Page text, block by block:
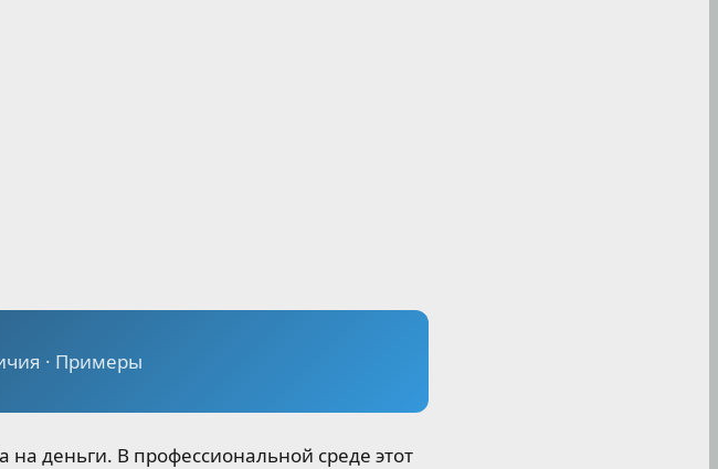
· Примеры
деньги. В профессиональной среде этот